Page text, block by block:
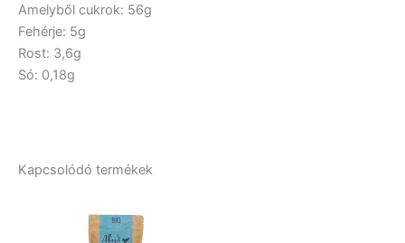
Amelyből cukrok: 56g
Fehérje: 5g
Rost: 3,6g
Só: 0,18g
Kapcsolódó termékek